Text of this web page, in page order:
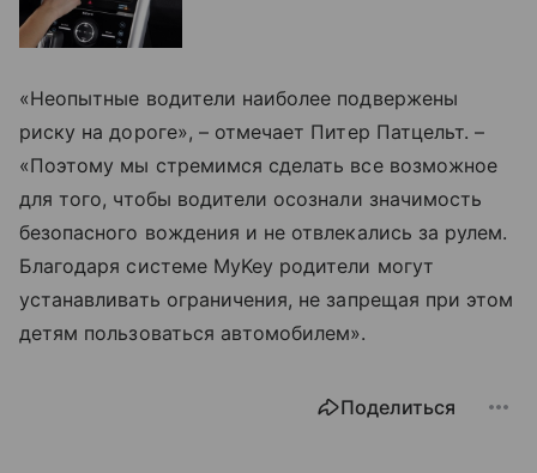
«Неопытные водители наиболее подвержены
риску на дороге», – отмечает Питер Патцельт. –
«Поэтому мы стремимся сделать все возможное
для того, чтобы водители осознали значимость
безопасного вождения и не отвлекались за рулем.
Благодаря системе MyKey родители могут
устанавливать ограничения, не запрещая при этом
детям пользоваться автомобилем».
Поделиться